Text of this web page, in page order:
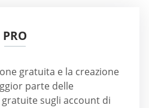
PRO
gratuita e la creazione
parte delle
sugli account di